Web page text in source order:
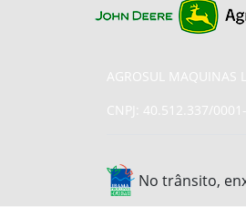
AGROSUL MAQUINAS
CNPJ: 40.512.337/
No trânsito,